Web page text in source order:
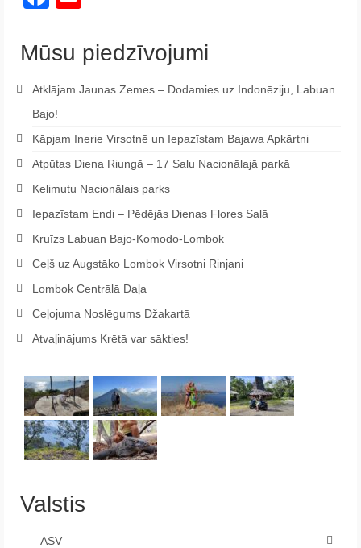
Mūsu piedzīvojumi
Atklājam Jaunas Zemes – Dodamies uz Indonēziju, Labuan
Bajo!
Kāpjam Inerie Virsotnē un Iepazīstam Bajawa Apkārtni
Atpūtas Diena Riungā – 17 Salu Nacionālajā parkā
Kelimutu Nacionālais parks
Iepazīstam Endi – Pēdējās Dienas Flores Salā
Kruīzs Labuan Bajo-Komodo-Lombok
Ceļš uz Augstāko Lombok Virsotni Rinjani
Lombok Centrālā Daļa
Ceļojuma Noslēgums Džakartā
Atvaļinājums Krētā var sākties!
Valstis
ASV